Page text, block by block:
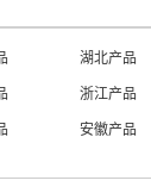
湖北产品
浙江产品
安徽产品